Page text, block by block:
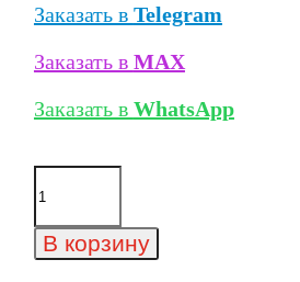
Заказать в Telegram
Заказать в MAX
Заказать в WhatsApp
Количество
товара
угловая
ступень
В корзину